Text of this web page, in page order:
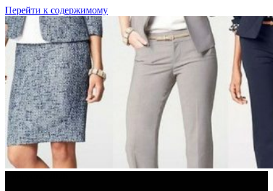
Перейти к содержимому